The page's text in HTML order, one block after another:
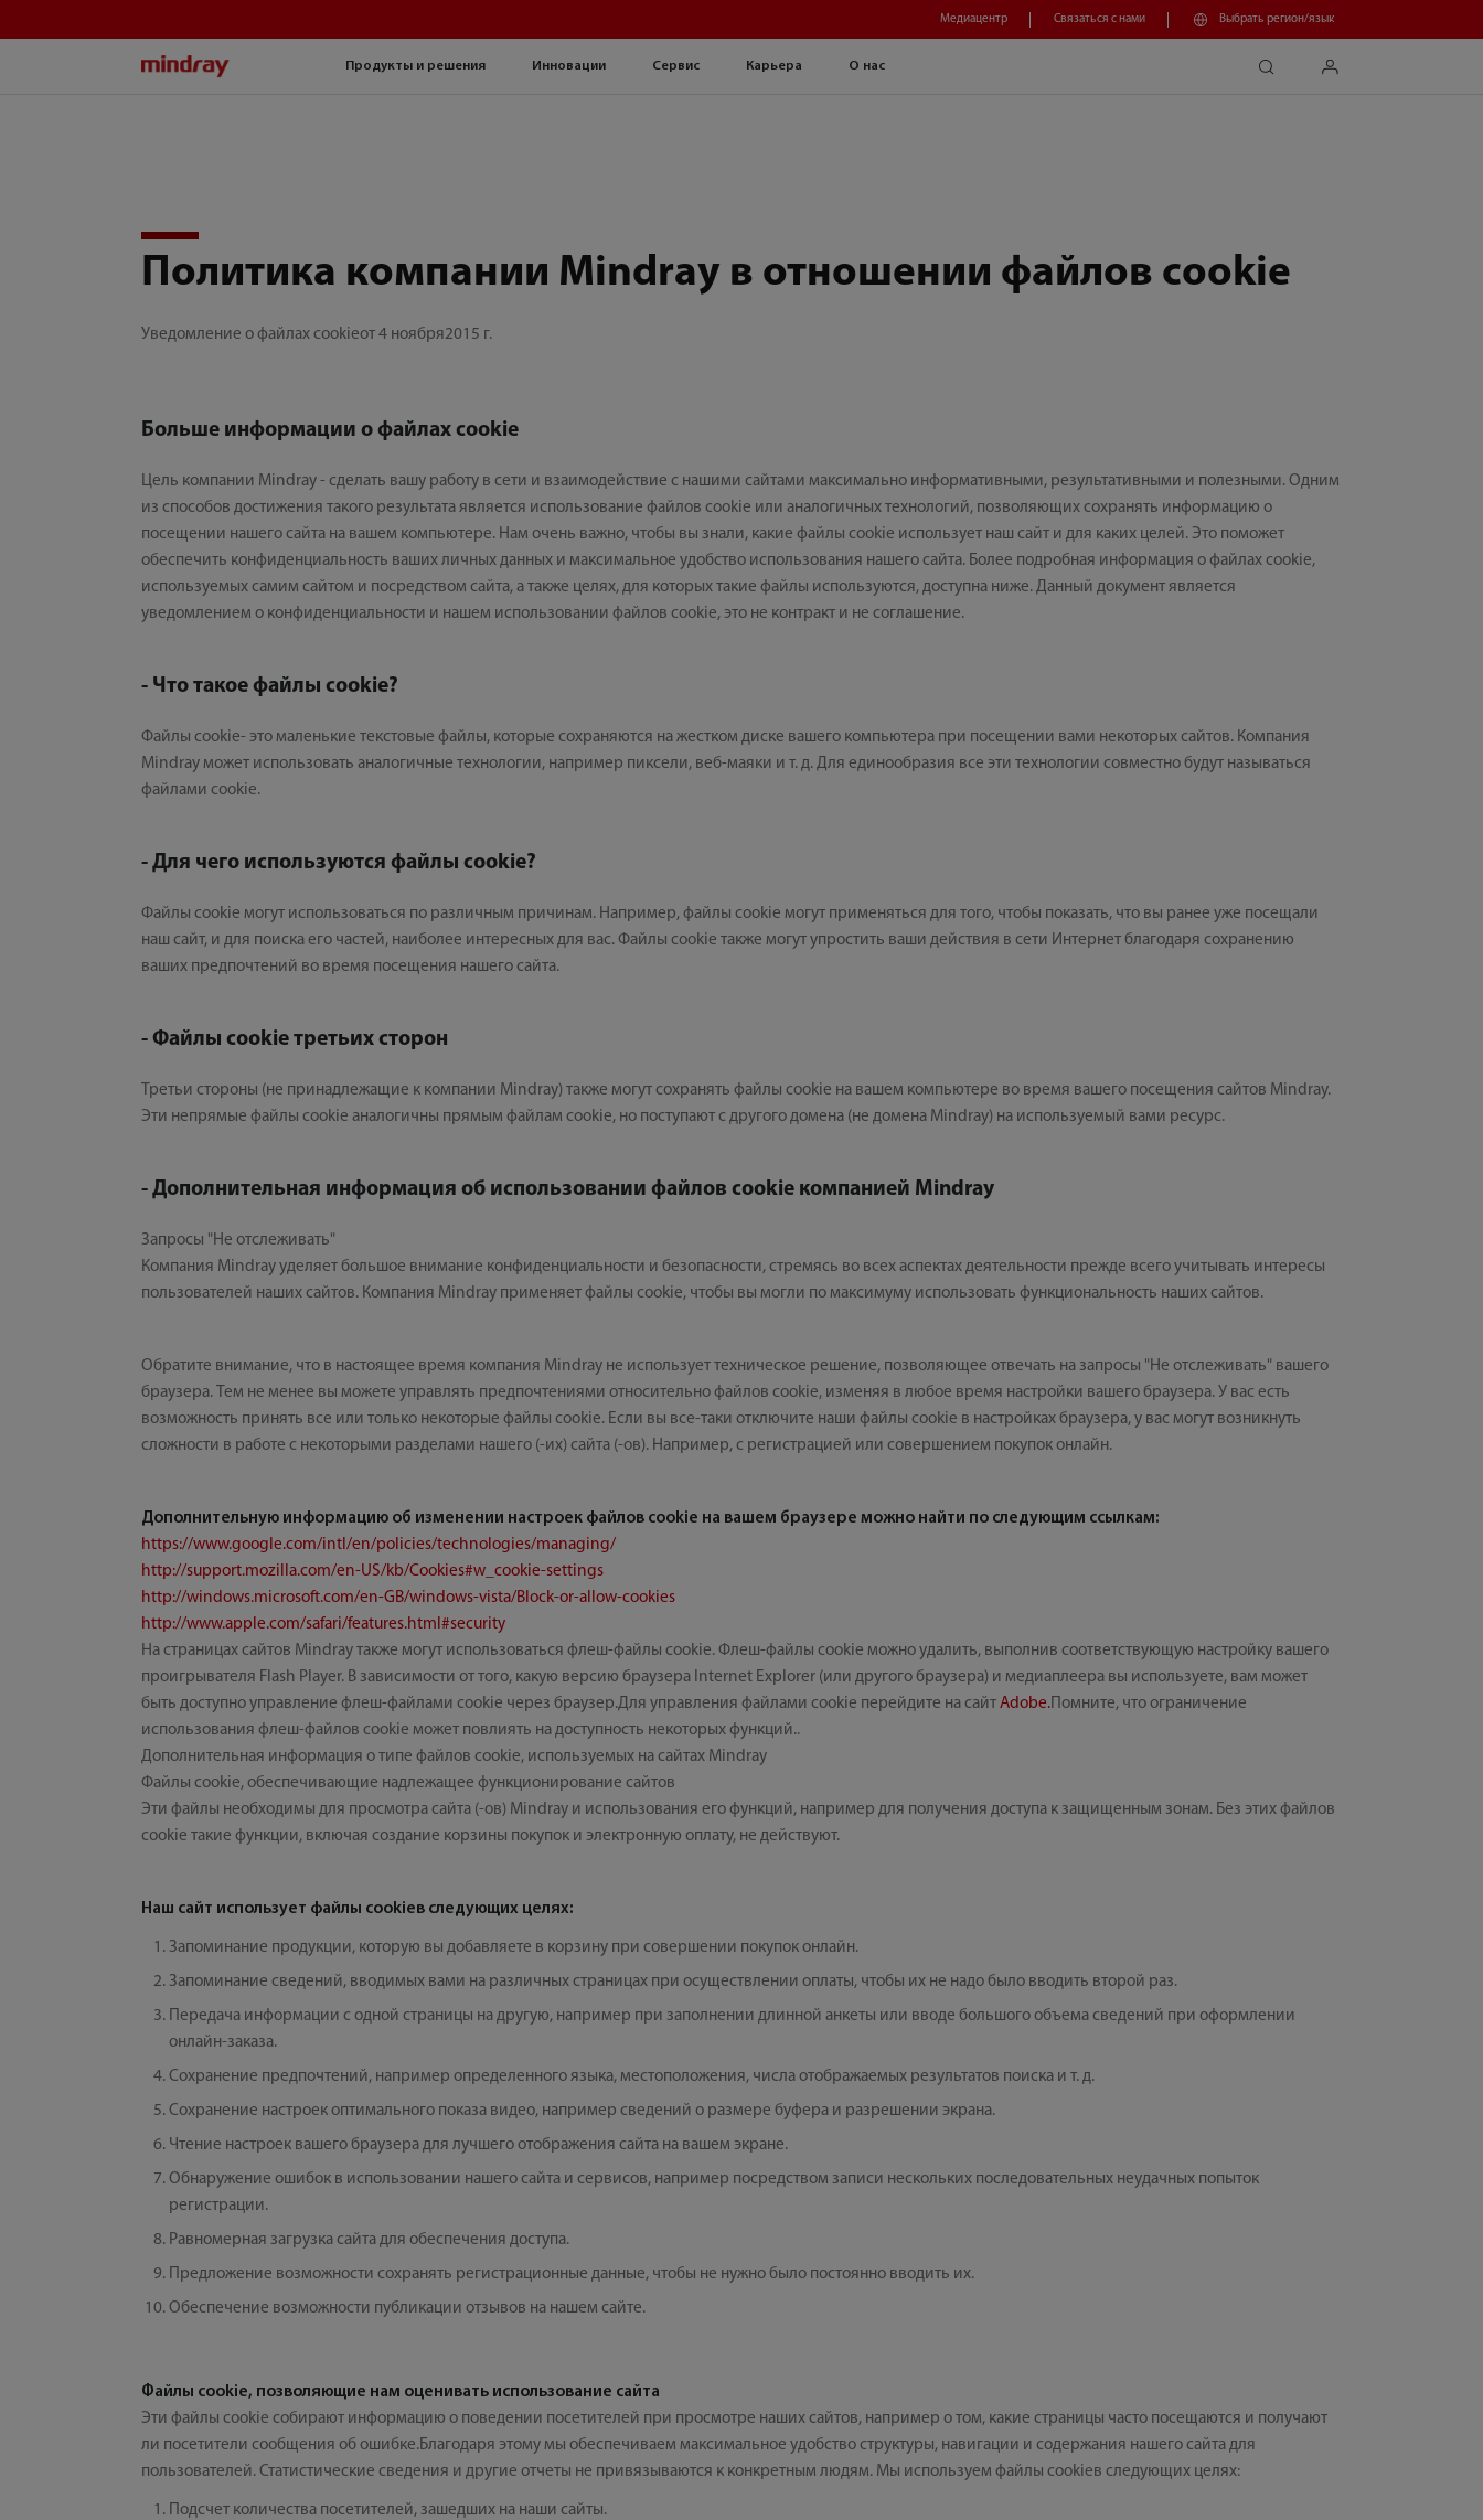
Продукты и решения Инновации Сервис Карьера О нас
Медиацентр Связаться с нами Выбрать регион/язык
Политика компании Mindray в отношении файлов cookie
Уведомление о файлах cookieот 4 ноября2015 г.
Больше информации о файлах cookie
Цель компании Mindray - сделать вашу работу в сети и взаимодействие с нашими сайтами максимально информативными, результативными и полезными. Одним
из способов достижения такого результата является использование файлов cookie или аналогичных технологий, позволяющих сохранять информацию о
посещении нашего сайта на вашем компьютере. Нам очень важно, чтобы вы знали, какие файлы cookie использует наш сайт и для каких целей. Это поможет
обеспечить конфиденциальность ваших личных данных и максимальное удобство использования нашего сайта. Более подробная информация о файлах cookie,
используемых самим сайтом и посредством сайта, а также целях, для которых такие файлы используются, доступна ниже. Данный документ является
уведомлением о конфиденциальности и нашем использовании файлов cookie, это не контракт и не соглашение.
- Что такое файлы cookie?
Файлы cookie- это маленькие текстовые файлы, которые сохраняются на жестком диске вашего компьютера при посещении вами некоторых сайтов. Компания
Mindray может использовать аналогичные технологии, например пиксели, веб-маяки и т. д. Для единообразия все эти технологии совместно будут называться
файлами cookie.
- Для чего используются файлы cookie?
Файлы cookie могут использоваться по различным причинам. Например, файлы cookie могут применяться для того, чтобы показать, что вы ранее уже посещали
наш сайт, и для поиска его частей, наиболее интересных для вас. Файлы cookie также могут упростить ваши действия в сети Интернет благодаря сохранению
ваших предпочтений во время посещения нашего сайта.
- Файлы cookie третьих сторон
Третьи стороны (не принадлежащие к компании Mindray) также могут сохранять файлы cookie на вашем компьютере во время вашего посещения сайтов Mindray.
Эти непрямые файлы cookie аналогичны прямым файлам cookie, но поступают с другого домена (не домена Mindray) на используемый вами ресурс.
- Дополнительная информация об использовании файлов cookie компанией Mindray
Запросы "Не отслеживать"
Компания Mindray уделяет большое внимание конфиденциальности и безопасности, стремясь во всех аспектах деятельности прежде всего учитывать интересы
пользователей наших сайтов. Компания Mindray применяет файлы cookie, чтобы вы могли по максимуму использовать функциональность наших сайтов.
Обратите внимание, что в настоящее время компания Mindray не использует техническое решение, позволяющее отвечать на запросы "Не отслеживать" вашего
браузера. Тем не менее вы можете управлять предпочтениями относительно файлов cookie, изменяя в любое время настройки вашего браузера. У вас есть
возможность принять все или только некоторые файлы cookie. Если вы все-таки отключите наши файлы cookie в настройках браузера, у вас могут возникнуть
сложности в работе с некоторыми разделами нашего (-их) сайта (-ов). Например, с регистрацией или совершением покупок онлайн.
Дополнительную информацию об изменении настроек файлов cookie на вашем браузере можно найти по следующим ссылкам:
https://www.google.com/intl/en/policies/technologies/managing/
http://support.mozilla.com/en-US/kb/Cookies#w_cookie-settings
http://windows.microsoft.com/en-GB/windows-vista/Block-or-allow-cookies
http://www.apple.com/safari/features.html#security
На страницах сайтов Mindray также могут использоваться флеш-файлы cookie. Флеш-файлы cookie можно удалить, выполнив соответствующую настройку вашего
проигрывателя Flash Player. В зависимости от того, какую версию браузера Internet Explorer (или другого браузера) и медиаплеера вы используете, вам может
быть доступно управление флеш-файлами cookie через браузер.Для управления файлами cookie перейдите на сайтAdobe.Помните, что ограничение
использования флеш-файлов cookie может повлиять на доступность некоторых функций..
Дополнительная информация о типе файлов cookie, используемых на сайтах Mindray
Файлы cookie, обеспечивающие надлежащее функционирование сайтов
Эти файлы необходимы для просмотра сайта (-ов) Mindray и использования его функций, например для получения доступа к защищенным зонам. Без этих файлов
cookie такие функции, включая создание корзины покупок и электронную оплату, не действуют.
Наш сайт использует файлы cookieв следующих целях:
Запоминание продукции, которую вы добавляете в корзину при совершении покупок онлайн.
Запоминание сведений, вводимых вами на различных страницах при осуществлении оплаты, чтобы их не надо было вводить второй раз.
Передача информации с одной страницы на другую, например при заполнении длинной анкеты или вводе большого объема сведений при оформлении
онлайн-заказа.
Сохранение предпочтений, например определенного языка, местоположения, числа отображаемых результатов поиска и т. д.
Сохранение настроек оптимального показа видео, например сведений о размере буфера и разрешении экрана.
Чтение настроек вашего браузера для лучшего отображения сайта на вашем экране.
Обнаружение ошибок в использовании нашего сайта и сервисов, например посредством записи нескольких последовательных неудачных попыток
регистрации.
Равномерная загрузка сайта для обеспечения доступа.
Предложение возможности сохранять регистрационные данные, чтобы не нужно было постоянно вводить их.
Обеспечение возможности публикации отзывов на нашем сайте.
Файлы cookie, позволяющие нам оценивать использование сайта
Эти файлы cookie собирают информацию о поведении посетителей при просмотре наших сайтов, например о том, какие страницы часто посещаются и получают
ли посетители сообщения об ошибке.Благодаря этому мы обеспечиваем максимальное удобство структуры, навигации и содержания нашего сайта для
пользователей. Статистические сведения и другие отчеты не привязываются к конкретным людям. Мы используем файлы cookieв следующих целях:
Подсчет количества посетителей, зашедших на наши сайты.